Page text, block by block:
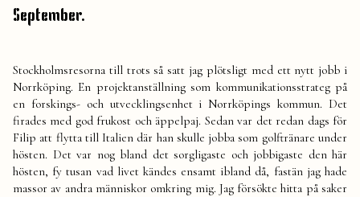
September.
Stockholmsresorna till trots så satt jag plötsligt med ett nytt jobb i
Norrköping. En projektanställning som kommunikationsstrateg på
en forskings- och utvecklingsenhet i Norrköpings kommun. Det
firades med god frukost och äppelpaj. Sedan var det redan dags för
Filip att flytta till Italien där han skulle jobba som golftränare under
hösten. Det var nog bland det sorgligaste och jobbigaste den här
hösten, fy tusan vad livet kändes ensamt ibland då, fastän jag hade
massor av andra människor omkring mig. Jag försökte hitta på saker